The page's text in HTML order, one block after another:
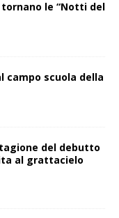
le “Notti del
campo scuola della
del debutto
al grattacielo